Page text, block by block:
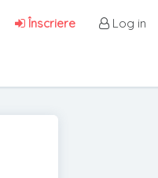
Înscriere Log in